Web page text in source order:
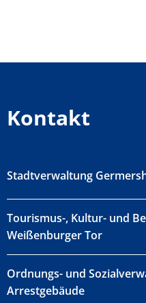
Kontakt
Stadtverwaltung
Tourismus-, Kultur- und
Weißenburger Tor
Ordnungs- und
Arrestgebäude